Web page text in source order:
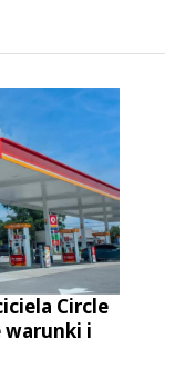
Circle
warunki i